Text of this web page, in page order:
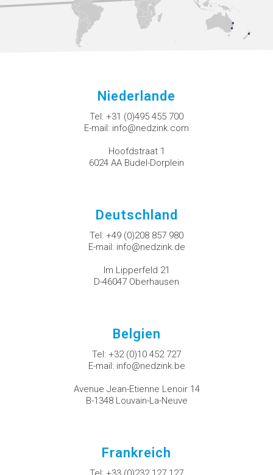
Niederlande
Tel: +31 (0)495 455 700
E-mail: info@nedzink.com
Hoofdstraat 1
6024 AA Budel-Dorplein
Deutschland
Tel: +49 (0)208 857 980
E-mail: info@nedzink.de
Im Lipperfeld 21
D-46047 Oberhausen
Belgien
Tel: +32 (0)10 452 727
E-mail: info@nedzink.be
Avenue Jean-Etienne Lenoir 14
B-1348 Louvain-La-Neuve
Frankreich